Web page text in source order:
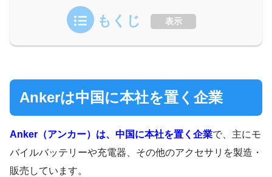
もくじ 表示
Ankerは中国に本社を置く企業
Anker（アンカー）は、中国に本社を置く企業で、主にモ
バイルバッテリーや充電器、その他のアクセサリを製造・
販売しています。